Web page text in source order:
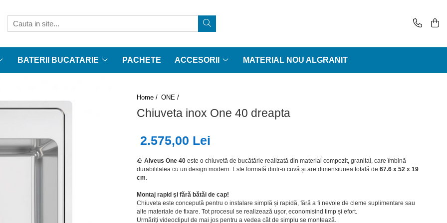
BATERII BUCATARIE PACHETE ACCESORII MATERIAL NOU ALGRANIT
Home / ONE /
Chiuveta inox One 40 dreapta
2.575,00 Lei
🪨 Alveus One 40 este o chiuvetă de bucătărie realizată din material compozit, granital, care îmbină
durabilitatea cu un design modern. Este formată dintr-o cuvă și are dimensiunea totală de 67.6 x 52 x 19
cm
Montaj rapid și fără bătăi de cap!
Chiuveta este concepută pentru o instalare simplă și rapidă, fără a fi nevoie de cleme suplimentare sau
alte materiale de fixare. Tot procesul se realizează ușor, economisind timp și efort.
Urmăriți videoclipul de mai jos pentru a vedea cât de simplu se montează.